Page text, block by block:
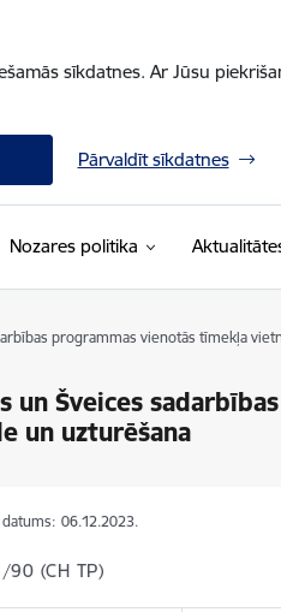
sīkdatnes. Ar Jūsu
Pārvaldīt sīkdatnes
Nozares politika
programmas vienotās tīmekļa
un Šveices
un uzturēšana
06.12.2023.
(CH TP)